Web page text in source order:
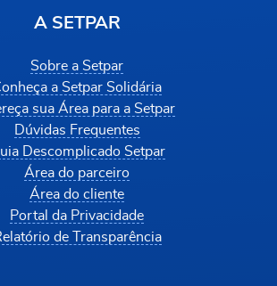
A SETPAR
Sobre a Setpar
a Setpar Solidária
sua Área para a Setpar
Dúvidas Frequentes
Descomplicado Setpar
Área do parceiro
Área do cliente
Portal da Privacidade
de Transparência